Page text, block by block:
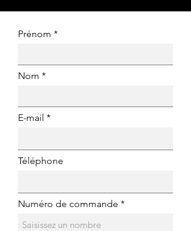
Prénom
Nom
E-mail
Téléphone
Numéro de commande